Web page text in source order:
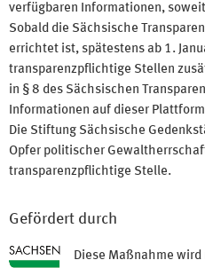
verfügbaren Informationen,
Sobald die Sächsische
errichtet ist, spätestens ab 1.
transparenzpflichtige Stellen
in § 8 des Sächsischen
Informationen auf dieser
Die Stiftung Sächsische
Opfer politischer
transparenzpflichtige Stelle.
Gefördert durch
Diese Maßnahme